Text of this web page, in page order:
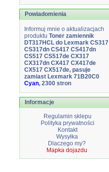
Powiadomienia
Informuj mnie o aktualizacjach
produktu Toner zamiennik
DT317HCL do Lexmark CS317
CS317dn CS417 CS417dn
CS517 CS517de CX317
CX317dn CX417 CX417de
CX517 CX517de, pasuje
zamiast Lexmark 71B20C0
Cyan, 2300 stron
Informacje
Regulamin sklepu
Polityka prywatności
Kontakt
Wysyłka
Dlaczego my?
Mapka dojazdu